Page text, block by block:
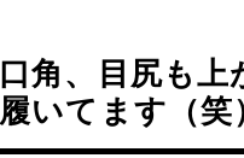
口角、目尻も上
履いてます（笑